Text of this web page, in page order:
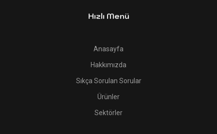
Hızlı Menü
Anasayfa
Hakkımızda
Sıkça Sorulan Sorular
Ürünler
Sektörler